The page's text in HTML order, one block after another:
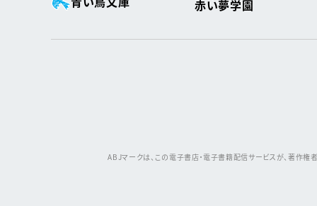
赤い夢学園
ABJマークは、この電子書店・電子書籍配信サービスが、著作権